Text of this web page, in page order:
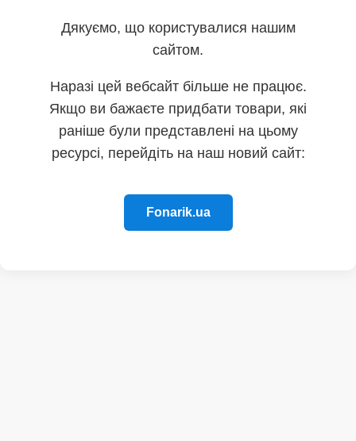
Дякуємо, що користувалися нашим
сайтом.
Наразі цей вебсайт більше не працює.
Якщо ви бажаєте придбати товари, які
раніше були представлені на цьому
ресурсі, перейдіть на наш новий сайт:
Fonarik.ua